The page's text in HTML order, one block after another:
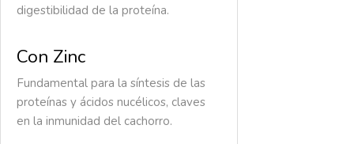
digestibilidad de la proteína.
Con Zinc
Fundamental para la síntesis de las
proteínas y ácidos nucélicos, claves
en la inmunidad del cachorro.